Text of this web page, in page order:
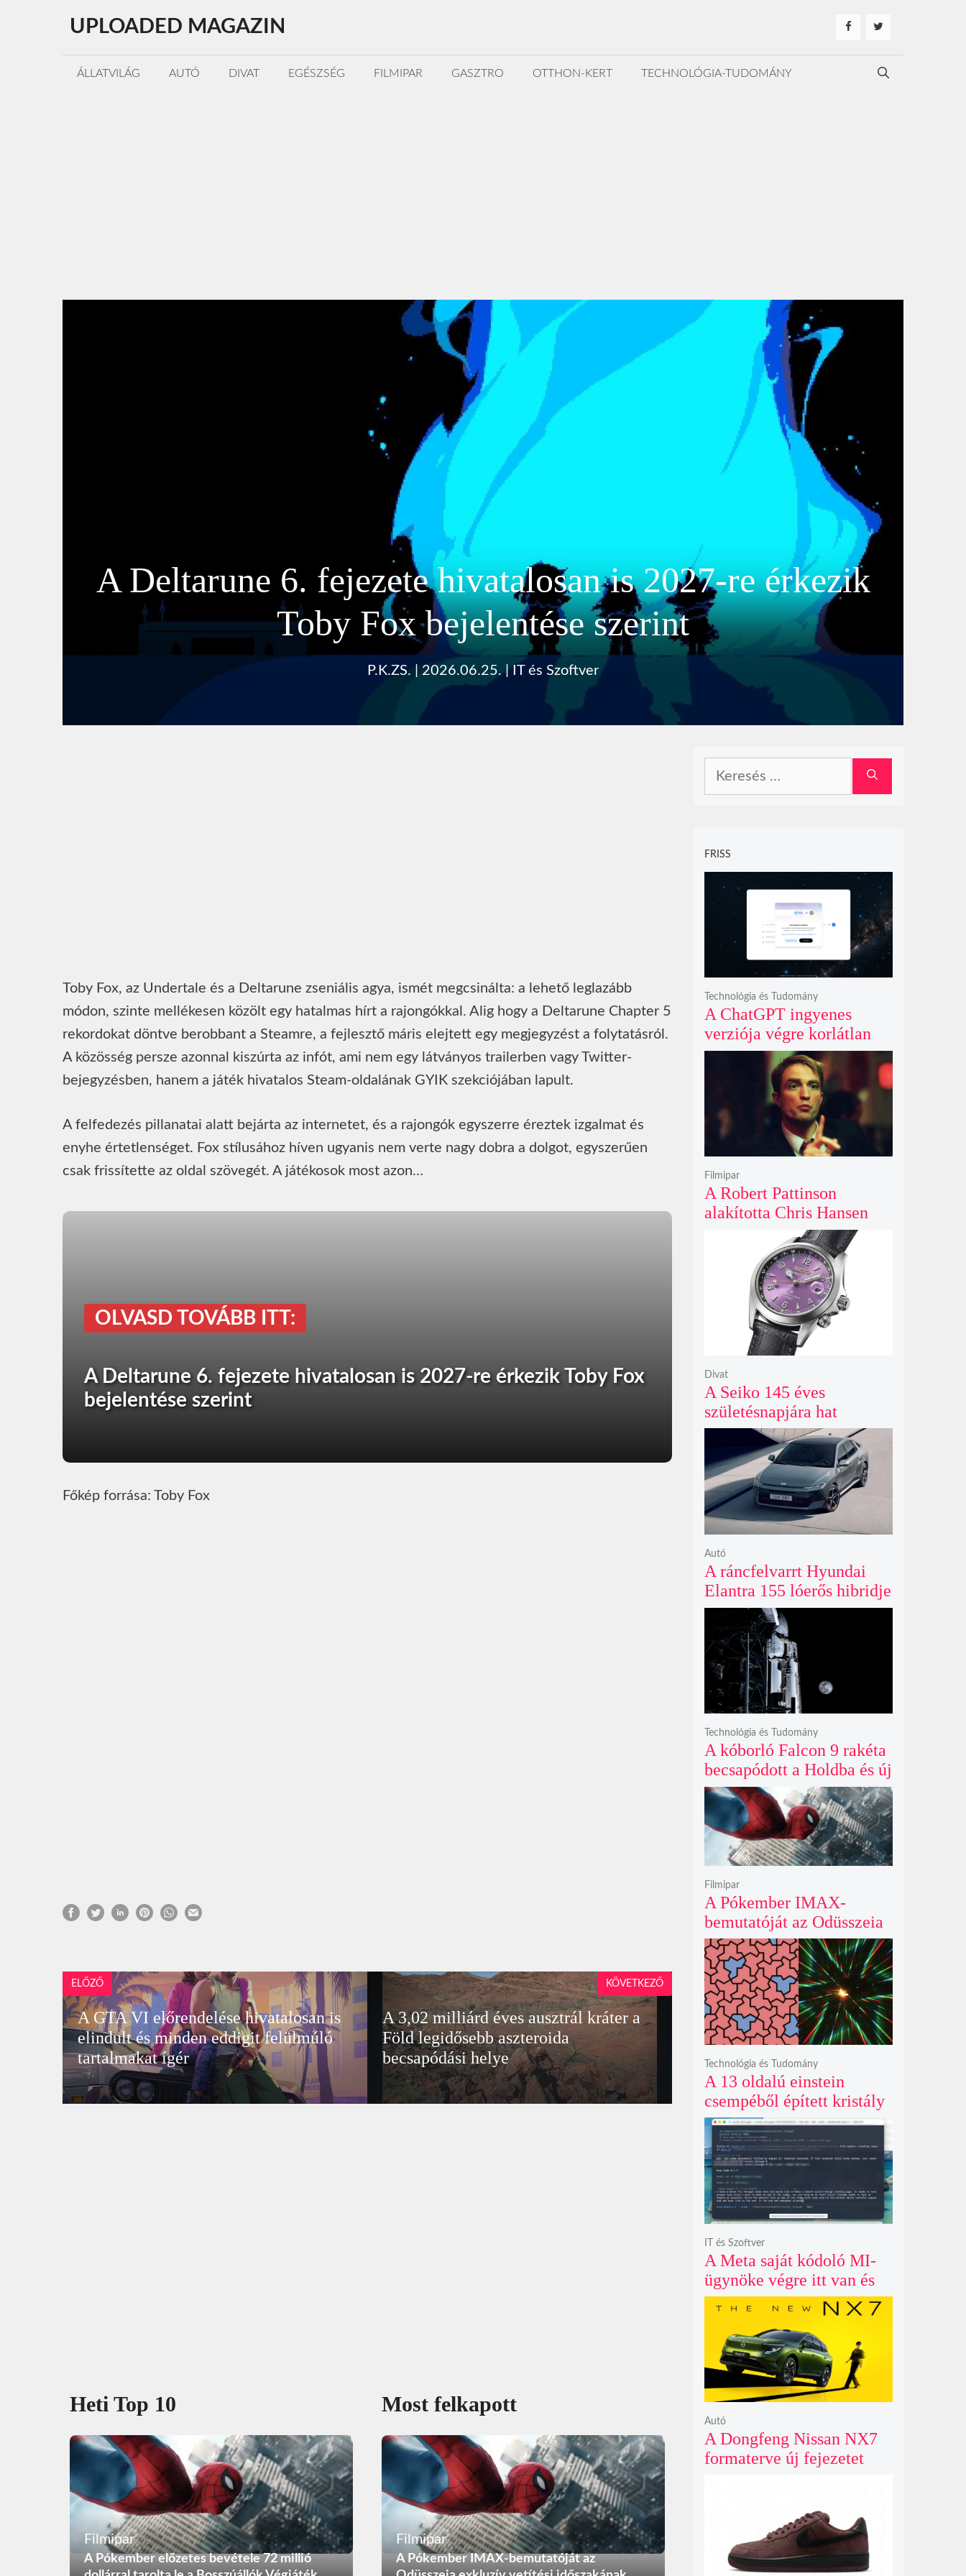
tartalomba
UPLOADED MAGAZIN
ÁLLATVILÁG AUTÓ DIVAT EGÉSZSÉG FILMIPAR GASZTRO OTTHON-KERT TECHNOLÓGIA-TUDOMÁNY
A Deltarune 6. fejezete hivatalosan is 2027-re érkezik
Toby Fox bejelentése szerint
P.K.ZS. 2026.06.25.|IT és Szoftver
Toby Fox, az Undertale és a Deltarune zseniális agya, ismét megcsinálta: a lehető leglazább
módon, szinte mellékesen közölt egy hatalmas hírt a rajongókkal. Alig hogy a Deltarune Chapter 5
rekordokat döntve berobbant a Steamre, a fejlesztő máris elejtett egy megjegyzést a folytatásról.
A közösség persze azonnal kiszúrta az infót, ami nem egy látványos trailerben vagy Twitter-
bejegyzésben, hanem a játék hivatalos Steam-oldalának GYIK szekciójában lapult.
A felfedezés pillanatai alatt bejárta az internetet, és a rajongók egyszerre éreztek izgalmat és
enyhe értetlenséget. Fox stílusához híven ugyanis nem verte nagy dobra a dolgot, egyszerűen
csak frissítette az oldal szövegét. A játékosok most azon…
OLVASD TOVÁBB ITT:
A Deltarune 6. fejezete hivatalosan is 2027-re érkezik Toby Fox
bejelentése szerint
Főkép forrása: Toby Fox
ELŐZŐ
A GTA VI előrendelése hivatalosan is
elindult és minden eddigit felülmúló
tartalmakat ígér
A 3,02 milliárd éves ausztrál kráter a
Föld legidősebb aszteroida
becsapódási helye
KÖVETKEZŐ
Heti Top 10
Filmipar
A Pókember előzetes bevétele 72 millió
Most felkapott
Filmipar
A Pókember IMAX-bemutatóját az
FRISS
A ChatGPT ingyenes
verziója végre korlátlan
üzenetküldést kínál
minden felhasználó
Technológia és Tudomány
A Robert Pattinson
alakította Chris Hansen
sötét vadászatra indul a
Primetime előzetesében
Filmipar
A Seiko 145 éves
születésnapjára hat
limitált kiadású Edo-lila
számlapos modellt hozott
ki
Divat
A ráncfelvarrt Hyundai
Elantra 155 lóerős hibridje
és prémium utastere
komoly belsőtéri ugrást
hoz
Autó
A kóborló Falcon 9 rakéta
becsapódott a Holdba és új
krátert hagyott maga után
Technológia és Tudomány
A Pókember IMAX-
bemutatóját az Odüsszeia
exkluzív vetítési
időszakának lejárta hozza
el
Filmipar
A 13 oldalú einstein
csempéből épített kristály
példátlanul forgó
csillagmintát vetít a fény
polarizációjától függően
Technológia és Tudomány
A Meta saját kódoló MI-
ügynöke végre itt van és
nem fél belenyúlni a
IT és Szoftver
A Dongfeng Nissan NX7
formaterve új fejezetet
Autó